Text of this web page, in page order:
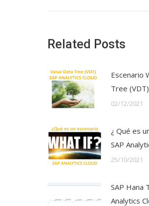
Related Posts
Escenario
Tree
02/12/2021
¿ Qué es
SAP
25/10/2021
SAP Hana
Analytics